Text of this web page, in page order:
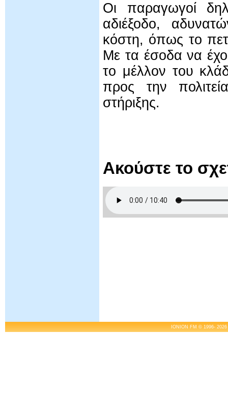
Οι παραγωγοί
αδιέξοδο,
κόστη, όπως το
Με τα έσοδα να
το μέλλον του
προς την
στήριξης.
Ακούστε το
IONION FM © 1996-